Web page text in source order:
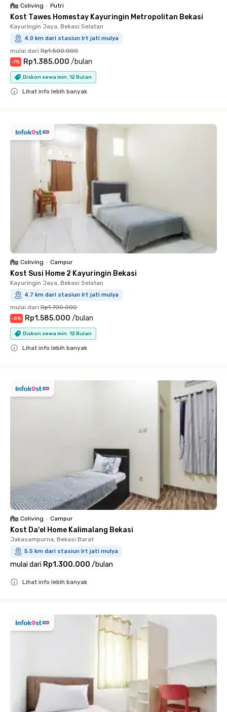
Coliving • Putri
Kost Tawes Homestay Kayuringin Metropolitan Bekasi
Kayuringin Jaya, Bekasi Selatan
4.0 km dari stasiun lrt jati mulya
mulai dari Rp1.500.000
-7% Rp1.385.000 /bulan
Diskon sewa min. 12 Bulan
Lihat info lebih banyak
Coliving • Campur
Kost Susi Home 2 Kayuringin Bekasi
Kayuringin Jaya, Bekasi Selatan
4.7 km dari stasiun lrt jati mulya
mulai dari Rp1.700.000
-6% Rp1.585.000 /bulan
Diskon sewa min. 12 Bulan
Lihat info lebih banyak
Coliving • Campur
Kost Da'el Home Kalimalang Bekasi
Jakasampurna, Bekasi Barat
5.5 km dari stasiun lrt jati mulya
mulai dari Rp1.300.000 /bulan
Lihat info lebih banyak